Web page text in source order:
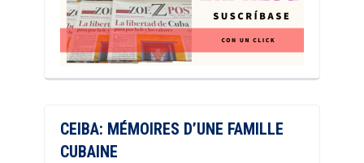
CEIBA: MÉMOIRES D’UNE FAMILLE
CUBAINE